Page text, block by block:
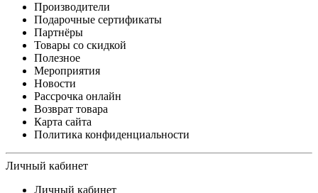
Производители
Подарочные сертификаты
Партнёры
Товары со скидкой
Полезное
Мероприятия
Новости
Рассрочка онлайн
Возврат товара
Карта сайта
Политика конфиденциальности
Личный кабинет
Личный кабинет